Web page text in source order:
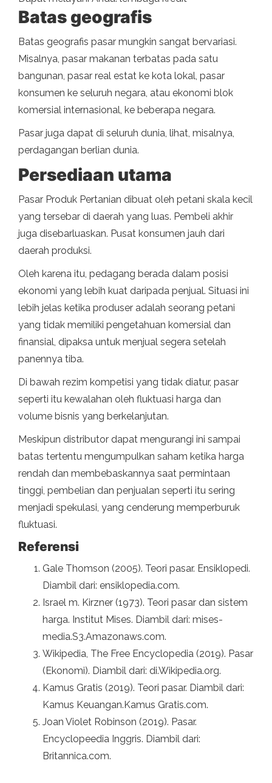
Batas geografis
Batas geografis pasar mungkin sangat bervariasi.
Misalnya, pasar makanan terbatas pada satu
bangunan, pasar real estat ke kota lokal, pasar
konsumen ke seluruh negara, atau ekonomi blok
komersial internasional, ke beberapa negara.
Pasar juga dapat di seluruh dunia, lihat, misalnya,
perdagangan berlian dunia.
Persediaan utama
Pasar Produk Pertanian dibuat oleh petani skala kecil
yang tersebar di daerah yang luas. Pembeli akhir
juga disebarluaskan. Pusat konsumen jauh dari
daerah produksi.
Oleh karena itu, pedagang berada dalam posisi
ekonomi yang lebih kuat daripada penjual. Situasi ini
lebih jelas ketika produser adalah seorang petani
yang tidak memiliki pengetahuan komersial dan
finansial, dipaksa untuk menjual segera setelah
panennya tiba.
Di bawah rezim kompetisi yang tidak diatur, pasar
seperti itu kewalahan oleh fluktuasi harga dan
volume bisnis yang berkelanjutan.
Meskipun distributor dapat mengurangi ini sampai
batas tertentu mengumpulkan saham ketika harga
rendah dan membebaskannya saat permintaan
tinggi, pembelian dan penjualan seperti itu sering
menjadi spekulasi, yang cenderung memperburuk
fluktuasi.
Referensi
Gale Thomson (2005). Teori pasar. Ensiklopedi.
Diambil dari: ensiklopedia.com.
Israel m. Kirzner (1973). Teori pasar dan sistem
harga. Institut Mises. Diambil dari: mises-
media.S3.Amazonaws.com.
Wikipedia, The Free Encyclopedia (2019). Pasar
(Ekonomi). Diambil dari: di.Wikipedia.org.
Kamus Gratis (2019). Teori pasar. Diambil dari:
Kamus Keuangan.Kamus Gratis.com.
Joan Violet Robinson (2019). Pasar.
Encyclopeedia Inggris. Diambil dari:
Britannica.com.